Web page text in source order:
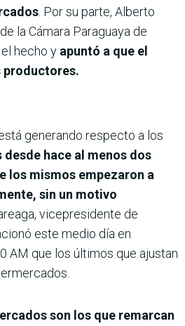
. Por su parte, Alberto
la Cámara Paraguaya de
hecho y apuntó a que el
productores.
generando respecto a los
hace al menos dos
los mismos empezaron a
sin un motivo
vicepresidente de
este medio día en
AM que los últimos que ajustan
son los que remarcan